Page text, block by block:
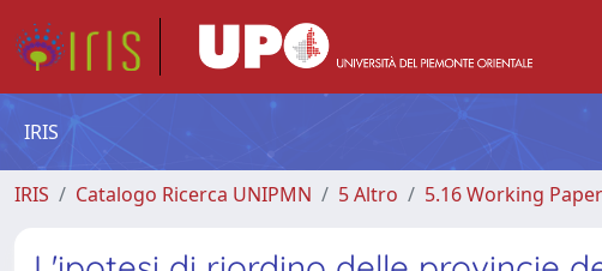
IRIS
IRIS Catalogo Ricerca UNIPMN 5 Altro 5.16 Working